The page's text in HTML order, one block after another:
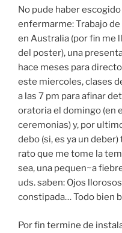
No pude haber
enfermarme: Trabajo
en Australia (por fin me
del poster), una
hace meses para
este miercoles, clases
a las 7 pm para afinar
oratoria el domingo (en
ceremonias) y, por
debo (si, es ya un
rato que me tome la
sea, una pequen~a
uds. saben: Ojos
constipada… Todo bien
Por fin termine de